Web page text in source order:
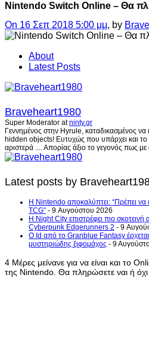
Nintendo Switch Online – Θα
On 16 Σεπ 2018 5:00 μμ, by
About
Latest Posts
Braveheart1980
Super Moderator atninty.gr
Γεννημένος στην Hyrule, καταδικασμένος να
hidden objects! Ευτυχώς που υπάρχει και
αριστερά .... Απορίας άξιο το γεγονός πως με
Latest posts by
Η Nintendo αποκαλύπτει: “Πρέπει να
TCG” - 9 Αυγούστου 2026
Η Night City επιστρέφει πιο
Cyberpunk Edgerunners 2 - 9
Ο Id από το Granblue Fantasy
μυστηριώδης ξιφομάχος - 9
4 Μέρες μείνανε για να είναι και το
της Nintendo. Θα πληρώσετε ναι ή όχι